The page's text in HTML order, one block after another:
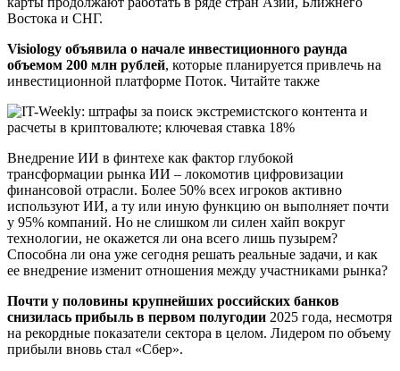
Востока и СНГ.
Visiology объявила о начале инвестиционного раунда
объемом 200 млн рублей, которые планируется привлечь на
инвестиционной платформе Поток. Читайте также
Внедрение ИИ в финтехе как фактор глубокой
трансформации рынка ИИ – локомотив цифровизации
финансовой отрасли. Более 50% всех игроков активно
используют ИИ, а ту или иную функцию он выполняет почти
у 95% компаний. Но не слишком ли силен хайп вокруг
технологии, не окажется ли она всего лишь пузырем?
Способна ли она уже сегодня решать реальные задачи, и как
ее внедрение изменит отношения между участниками рынка?
Почти у половины крупнейших российских банков
снизилась прибыль в первом полугодии 2025 года, несмотря
на рекордные показатели сектора в целом. Лидером по объему
прибыли вновь стал «Сбер».